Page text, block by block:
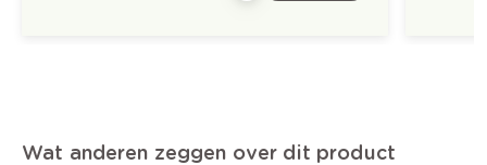
Wat anderen zeggen over dit product